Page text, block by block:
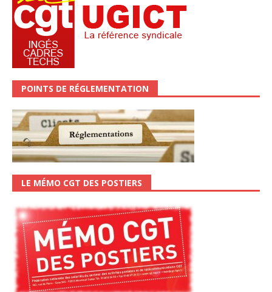
POINTS DE RÉGLEMENTATION
LE MÉMO CGT DES POSTIERS